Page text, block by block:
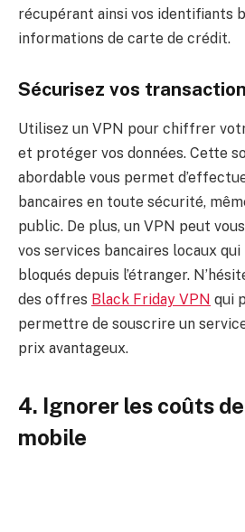
récupérant ainsi vos identifiants
informations de carte de crédit.
Sécurisez vos
Utilisez un VPN pour chiffrer
et protéger vos données. Cette
abordable vous permet
bancaires en toute sécurité,
public. De plus, un VPN peut
vos services bancaires locaux
bloqués depuis l’étranger.
des offres Black Friday VPN qui
permettre de souscrire un
prix avantageux.
4. Ignorer les coûts
mobile